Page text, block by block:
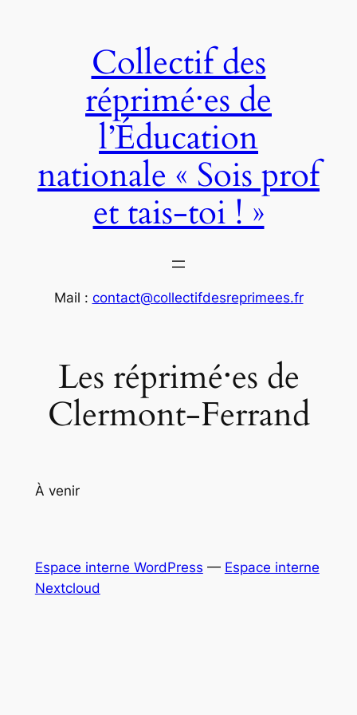
Collectif des
réprimé‧es de
l’Éducation
nationale « Sois prof
et tais-toi ! »
Mail : contact@collectifdesreprimees.fr
Les réprimé‧es de
Clermont-Ferrand
À venir
Espace interne WordPress — Espace interne
Nextcloud